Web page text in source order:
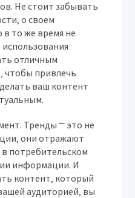
Не стоит забывать
о своем
в то же время не
отличным
чтобы привлечь
ваш контент
Тренды ⎻ это не
они отражают
потребительском
информации. И
контент‚ который
аудиторией‚ вы